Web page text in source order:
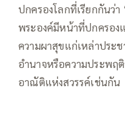
ปกครองโลกที่เรียกกันว่า
พระองค์มีหน้าที่ปกครอง
ความผาสุขแก่เหล่าประ
อำนาจหรือความประพฤ
อาณัติแห่งสวรรค์เช่นกัน